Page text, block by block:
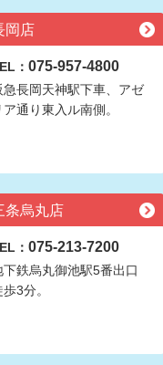
岡店
： 075-957-4800
急長岡天神駅下車、アゼ
ア通り東入ル南側。
条烏丸店
： 075-213-7200
下鉄烏丸御池駅5番出口
3分。